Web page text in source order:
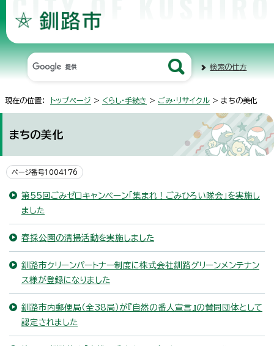
検索の仕方
現在の位置： トップページ > くらし・手続き > ごみ・リサイクル > まちの美化
まちの美化
ページ番号1004176
第55回ごみゼロキャンペーン「集まれ！ごみひろい隊会」を実施し
ました
春採公園の清掃活動を実施しました
釧路市クリーンパートナー制度に株式会社釧路グリーンメンテナン
ス様が登録になりました
釧路市内郵便局（全38局）が『自然の番人宣言』の賛同団体として
認定されました